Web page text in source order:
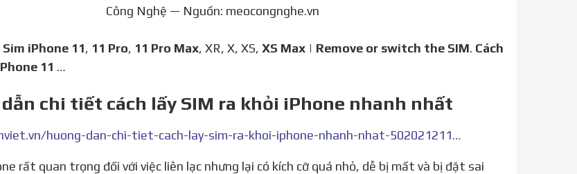
Công Nghệ — Nguồn: meocongnghe.vn
Sim iPhone 11, 11 Pro, 11 Pro Max, XR, X, XS, XS Max| Remove or switch the SIM. Cách
11 …
chi tiết cách lấy SIM ra khỏi iPhone nhanh nhất
https://danviet.vn/huong-dan-chi-tiet-cach-lay-sim-ra-khoi-iphone-nhanh-nhat-50202121118584991.htm